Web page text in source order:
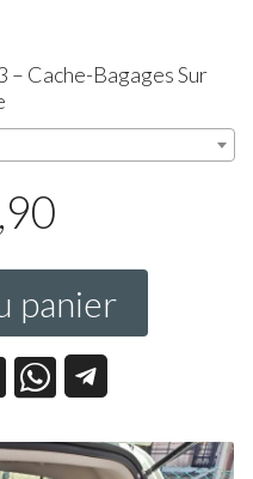
Cache-Bagages Sur
,90
panier